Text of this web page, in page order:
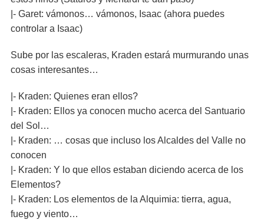
|- Garet: vámonos… vámonos, Isaac (ahora puedes
controlar a Isaac)
Sube por las escaleras, Kraden estará murmurando unas
cosas interesantes…
|- Kraden: Quienes eran ellos?
|- Kraden: Ellos ya conocen mucho acerca del Santuario
del Sol…
|- Kraden: … cosas que incluso los Alcaldes del Valle no
conocen
|- Kraden: Y lo que ellos estaban diciendo acerca de los
Elementos?
|- Kraden: Los elementos de la Alquimia: tierra, agua,
fuego y viento…